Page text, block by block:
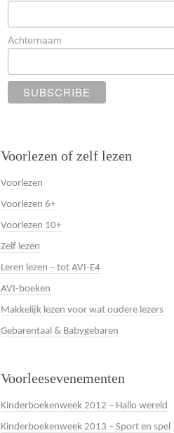
Achternaam
Voorlezen of zelf lezen
Voorlezen
Voorlezen 6+
Voorlezen 10+
Zelf lezen
Leren lezen – tot AVI-E4
AVI-boeken
Makkelijk lezen voor wat oudere lezers
Gebarentaal & Babygebaren
Voorleesevenementen
Kinderboekenweek 2012 – Hallo wereld
Kinderboekenweek 2013 – Sport en spel